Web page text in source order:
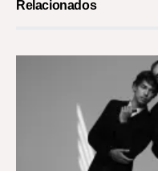
Relacionados